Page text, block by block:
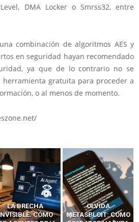
DMA Locker o Smrss32, entre
combinación de algoritmos AES y
en seguridad hayan recomendado
ya que de lo contrario no se
gratuita para proceder a
o al menos de momento.
OLVIDA
CÓMO
CÓMO LOS HACKERS
INTERCEPTAN OTPS